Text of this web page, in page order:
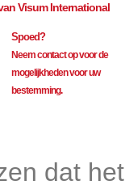
Visum International
Spoed?
Neem contact op voor de
mogelijkheden voor uw
bestemming.
dat het